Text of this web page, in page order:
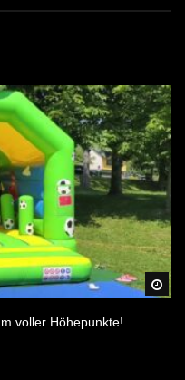
voller Höhepunkte!